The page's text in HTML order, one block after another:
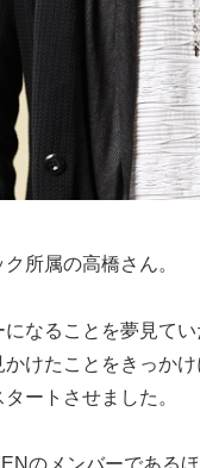
所属の高橋さん。
なることを夢見て
けたことをきっか
ートさせました。